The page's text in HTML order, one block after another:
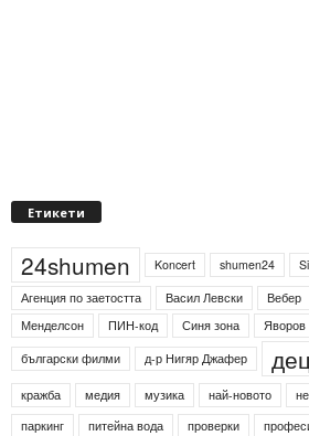
Етикети
24shumen Koncert shumen24
Агенция по заетостта
Васил Левски Вебер
Менделсон
ПИН-код Синя зона Яворов
български филми
д-р Нигяр Джафер
кражба медия музика най-новото
паркинг питейна вода проверки